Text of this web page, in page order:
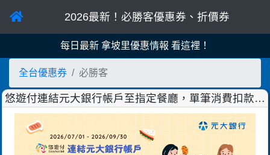
2026最新！必勝客優惠券、折價券
每日最新 拿坡里優惠情報 看這裡！
全台優惠券 必勝客
悠遊付連結元大銀行帳戶至指定餐廳，單筆消費扣款金
額額滿100元享3%回饋